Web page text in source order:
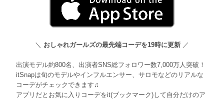
＼ おしゃれガールズの最先端コーデを19時に更新 ／
出演モデル約800名、出演者SNS総フォロワー数7,000万人突破！
itSnapは旬のモデルやインフルエンサー、サロモなどのリアルな
コーデがチェックできます♫
アプリだとお気に入りコーデをit(ブックマーク)して自分だけのア